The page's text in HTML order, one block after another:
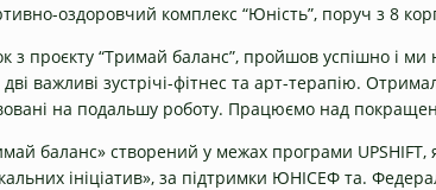
оздоровчий комплекс “Юність”, поруч з 8
з проєкту “Тримай баланс”, пройшов успішно і
важливі зустрічі-фітнес та арт-терапію.
на подальшу роботу. Працюємо над
баланс» створений у межах програми UPSHIFT,
ініціатив», за підтримки ЮНІСЕФ та.